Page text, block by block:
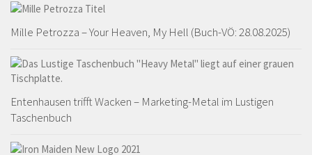
Mille Petrozza – Your Heaven, My Hell (Buch-VÖ: 28.08.2025)
Entenhausen trifft Wacken – Marketing-Metal im Lustigen
Taschenbuch